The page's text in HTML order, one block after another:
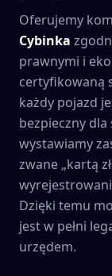
Oferujemy
Cybinka
prawnymi i
certyfikowaną
każdy pojazd
bezpieczny
wystawiamy
zwane „kartą
Dzięki temu
jest w pełni
urzędem.